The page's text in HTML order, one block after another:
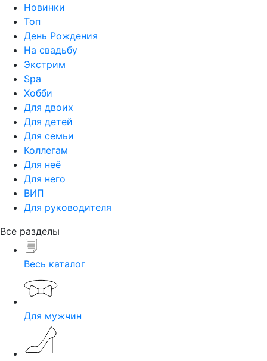
Новинки
Топ
День Рождения
На свадьбу
Экстрим
Spa
Хобби
Для двоих
Для детей
Для семьи
Коллегам
Для неё
Для него
ВИП
Для руководителя
Все разделы
Весь каталог
Для мужчин